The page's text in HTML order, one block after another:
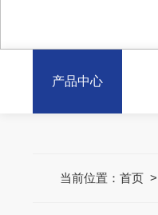
产品中心
当前位置： 首页>